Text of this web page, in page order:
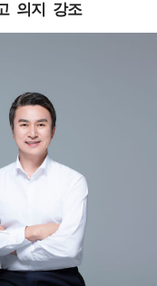
의지 강조